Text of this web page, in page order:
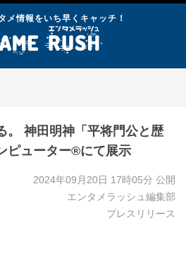
メ情報をいち早くキャッチ！
。 神田明神「平将門公と歴
ピューター®にて展示
2024年09月20日 17時05分 公開
エンタメラッシュ編集部
プレスリリース